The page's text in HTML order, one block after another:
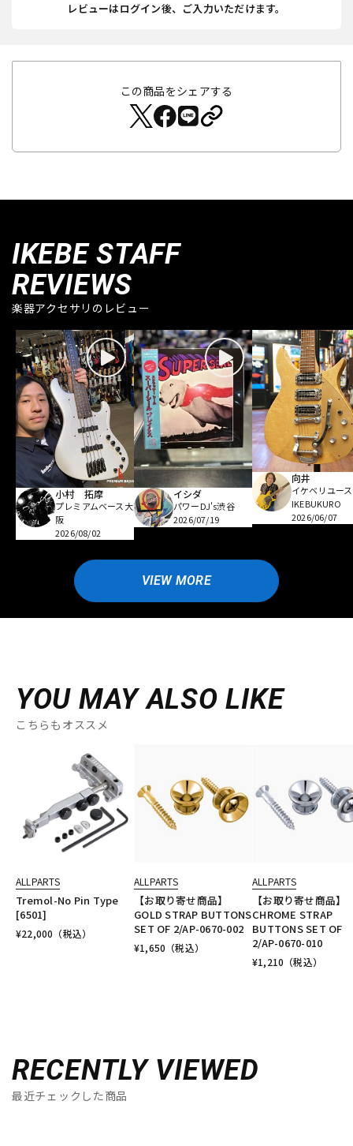
レビューはログイン後、ご入力いただけます。
この商品をシェアする
IKEBE STAFF
REVIEWS
楽器アクセサリのレビュー
小村 拓摩
プレミアムベース大
阪
2026/08/02
イシダ
パワーDJ's渋谷
2026/07/19
向井
イケベリユース
IKEBUKURO
2026/06/07
VIEW MORE
YOU MAY ALSO LIKE
こちらもオススメ
ALLPARTS
Tremol-No Pin Type
[6501]
¥22,000 （税込）
ALLPARTS
【お取り寄せ商品】
GOLD STRAP BUTTONS
SET OF 2/AP-0670-002
¥1,650 （税込）
ALLPARTS
【お取り寄せ商品】
CHROME STRAP
BUTTONS SET OF
2/AP-0670-010
¥1,210 （税込）
RECENTLY VIEWED
最近チェックした商品